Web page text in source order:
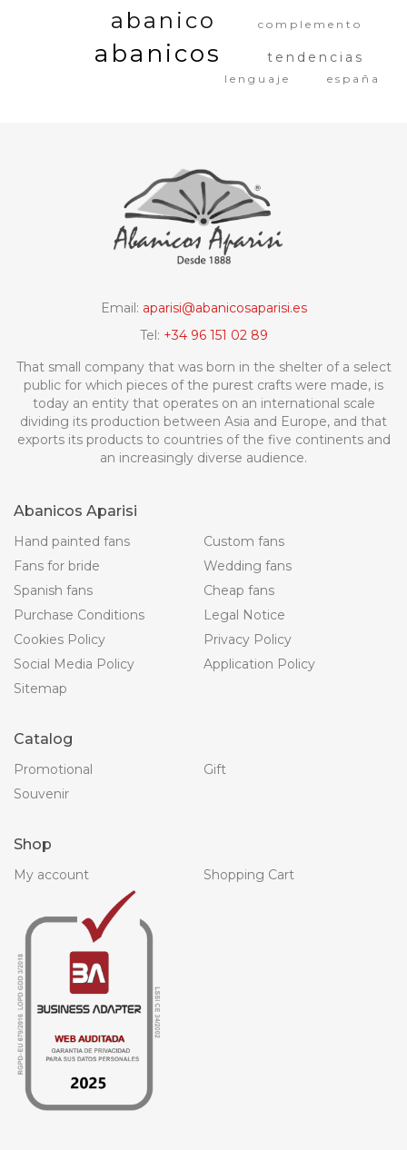
abanico complemento
abanicos tendencias
lenguaje españa
Email: aparisi@abanicosaparisi.es
Tel: +34 96 151 02 89
That small company that was born in the shelter of a select
public for which pieces of the purest crafts were made, is
today an entity that operates on an international scale
dividing its production between Asia and Europe, and that
exports its products to countries of the five continents and
an increasingly diverse audience.
Abanicos Aparisi
Hand painted fans
Custom fans
Fans for bride
Wedding fans
Spanish fans
Cheap fans
Purchase Conditions
Legal Notice
Cookies Policy
Privacy Policy
Social Media Policy
Application Policy
Sitemap
Catalog
Promotional
Gift
Souvenir
Shop
My account Shopping Cart